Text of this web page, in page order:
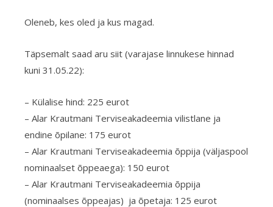
Oleneb, kes oled ja kus magad.
Täpsemalt saad aru siit (varajase linnukese hinnad
kuni 31.05.22):
– Külalise hind: 225 eurot
– Alar Krautmani Terviseakadeemia vilistlane ja
endine õpilane: 175 eurot
– Alar Krautmani Terviseakadeemia õppija (väljaspool
nominaalset õppeaega): 150 eurot
– Alar Krautmani Terviseakadeemia õppija
(nominaalses õppeajas) ja õpetaja: 125 eurot